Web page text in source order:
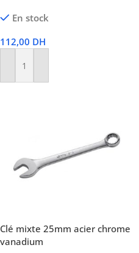
En stock
112,00 DH
Ajouter Au Panier
Clé mixte 25mm acier chrome
vanadium